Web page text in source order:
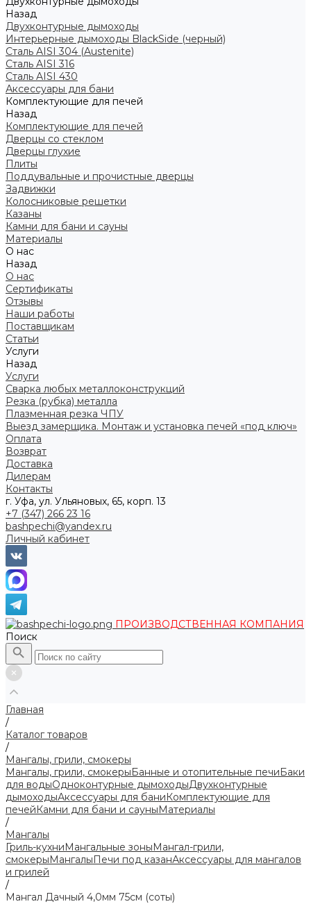
Назад
Двухконтурные дымоходы
Интерьерные дымоходы BlackSide (черный)
Сталь AISI 304 (Austenite)
Сталь AISI 316
Сталь AISI 430
Аксессуары для бани
Комплектующие для печей
Назад
Комплектующие для печей
Дверцы со стеклом
Дверцы глухие
Плиты
Поддувальные и прочистные дверцы
Задвижки
Колосниковые решетки
Казаны
Камни для бани и сауны
Материалы
О нас
Назад
О нас
Сертификаты
Отзывы
Наши работы
Поставщикам
Статьи
Услуги
Назад
Услуги
Сварка любых металлоконструкций
Резка (рубка) металла
Плазменная резка ЧПУ
Выезд замерщика. Монтаж и установка печей «под ключ»
Оплата
Возврат
Доставка
Дилерам
Контакты
г. Уфа, ул. Ульяновых, 65, корп. 13
+7 (347) 266 23 16
bashpechi@yandex.ru
Личный кабинет
ПРОИЗВОДСТВЕННАЯ КОМПАНИЯ
Поиск
Главная
/
Каталог товаров
/
Мангалы, грили, смокеры
Мангалы, грили, смокерыБанные и отопительные печиБаки
для водыОдноконтурные дымоходыДвухконтурные
дымоходыАксессуары для баниКомплектующие для
печейКамни для бани и сауныМатериалы
/
Мангалы
Гриль-кухниМангальные зоныМангал-грили,
смокерыМангалыПечи под казанАксессуары для мангалов
и грилей
/
Мангал Дачный 4,0мм 75см (соты)